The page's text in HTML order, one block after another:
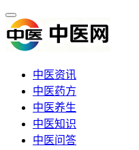
中医资讯
中医药方
中医养生
中医知识
中医问答